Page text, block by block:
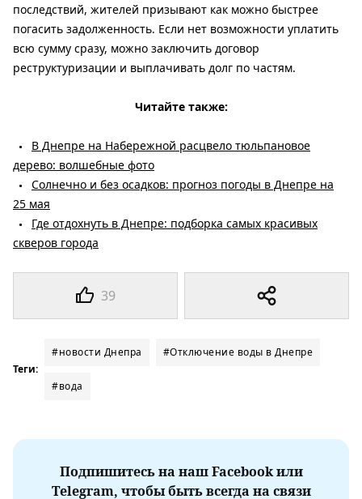
39
последствий, жителей призывают как можно быстрее
погасить задолженность. Если нет возможности уплатить
всю сумму сразу, можно заключить договор
реструктуризации и выплачивать долг по частям.
Читайте также:
В Днепре на Набережной расцвело тюльпановое
дерево: волшебные фото
Солнечно и без осадков: прогноз погоды в Днепре на
25 мая
Где отдохнуть в Днепре: подборка самых красивых
скверов города
Теги:
#новости Днепра #Отключение воды в Днепре
#вода
Подпишитесь на наш Facebook или
Telegram, чтобы быть всегда на связи